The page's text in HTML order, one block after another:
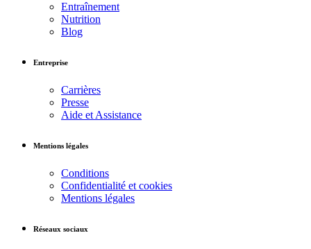
Entraînement
Nutrition
Blog
Entreprise
Carrières
Presse
Aide et Assistance
Mentions légales
Conditions
Confidentialité et cookies
Mentions légales
Réseaux sociaux